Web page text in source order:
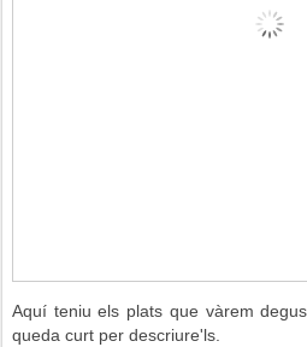
Aquí teniu els plats que vàrem
queda curt per descriure'ls.